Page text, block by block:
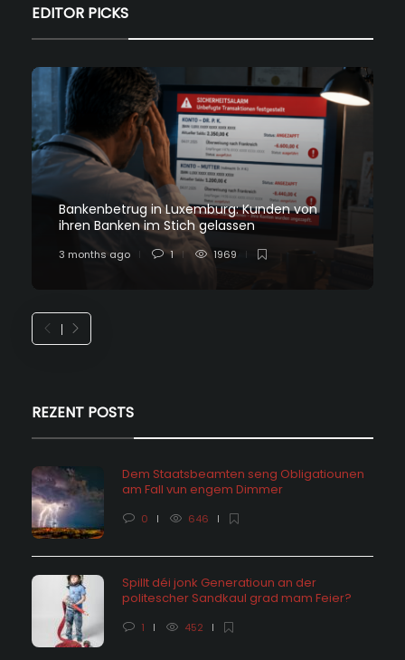
EDITOR PICKS
Bankenbetrug in Luxemburg: Kunden von
ihren Banken im Stich gelassen
3 months ago 1 1969
REZENT POSTS
Dem Staatsbeamten seng Obligatiounen
am Fall vun engem Dimmer
0 646
Spillt déi jonk Generatioun an der
politescher Sandkaul grad mam Feier?
1 452